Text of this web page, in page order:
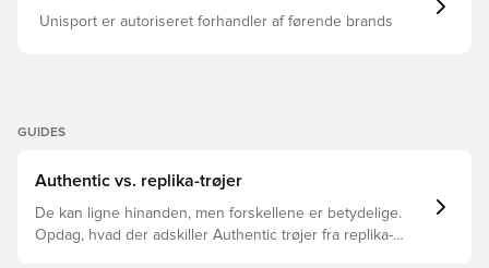
Unisport er autoriseret forhandler af førende brands
GUIDES
Authentic vs. replika-trøjer
De kan ligne hinanden, men forskellene er betydelige.
Opdag, hvad der adskiller Authentic trøjer fra replika-